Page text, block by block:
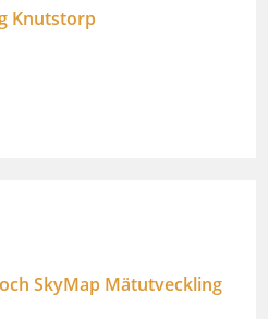
Knutstorp
SkyMap Mätutveckling